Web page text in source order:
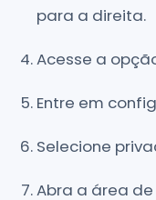
para a direita.
Acesse a
Entre em
Selecione
Abra a área